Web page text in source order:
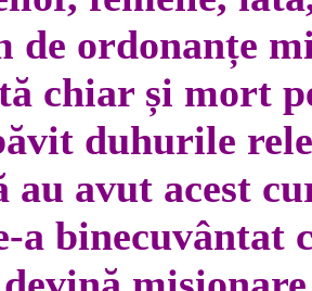
de ordonanțe
chiar și mort
duhurile
au avut acest
a binecuvântat